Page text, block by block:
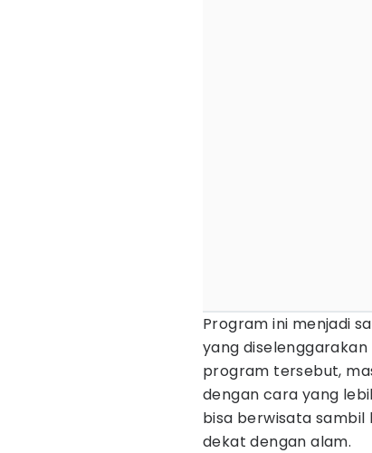
Program ini menjadi
yang diselenggarakan
program tersebut,
dengan cara yang
bisa berwisata
dekat dengan alam.